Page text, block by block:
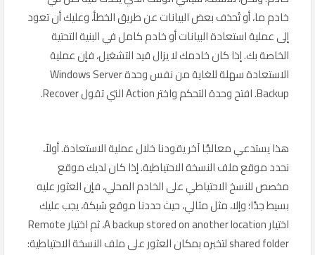
خادم ما، أو تُحذف بعض البيانات عن طريق الخطأ، وعليك أن تعود
إلى عملية استعادة البيانات أو خادم كامل في البنية التحتية
الخاصة بك. إذا كان خادمك لا يزال قيد التشغيل، فإن عملية
الاستعادة سهلة للغاية من نفس وحدة Windows Server
Backup. افتح وحدة التحكم واختر Action التي تقول Recover.
هذا يستدعي معالجًا آخر يقودنا خلال عملية الاستعادة. أولاً،
نحدد موقع ملف النسخة الاحتياطية. إذا كان لديك موقع
مخصص للنسخ الاحتياطي على الخادم المحلي، فإن العثور عليه
بسيط جدًا؛ وإلا، مثل مثالي، حيث حددنا موقع شبكة، يجب عليك
اختيار A backup stored on another location، ثم اختيار Remote
shared folder لتخبره بمكان العثور على ملف النسخة الاحتياطية: